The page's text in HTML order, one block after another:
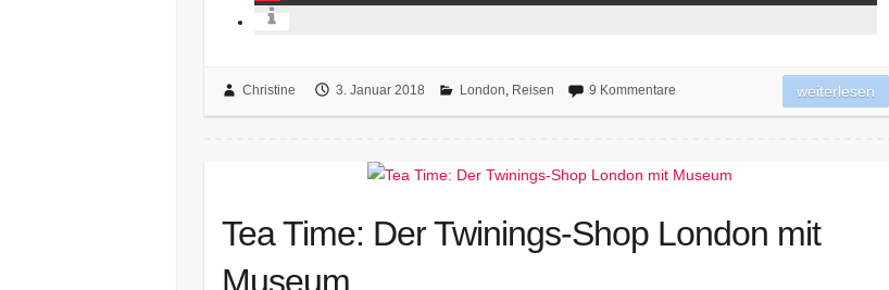
Christine 3. Januar 2018 London, Reisen 9 Kommentare weiterlesen
Tea Time: Der Twinings-Shop London mit
Museum